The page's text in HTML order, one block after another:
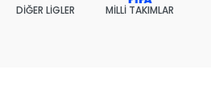
DİĞER LİGLER MİLLİ TAKIMLAR